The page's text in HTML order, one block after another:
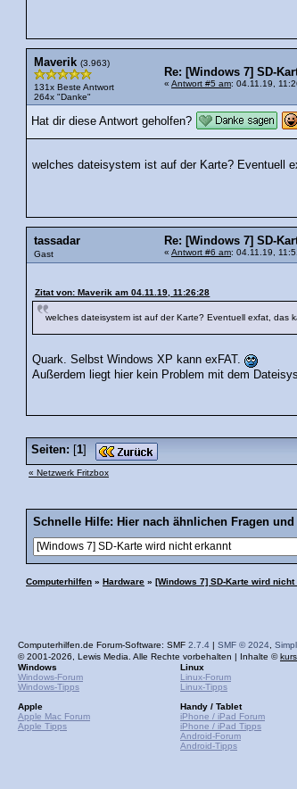
Maverik (3.963)
131x Beste Antwort
264x "Danke"
Re: [Windows 7] SD-
« Antwort #5 am: 04.11.19,
Hat dir diese Antwort geholfen?
welches dateisystem ist auf der Karte? Eventuell
tassadar
Gast
Re: [Windows 7] SD-
« Antwort #6 am: 04.11.19,
Zitat von: Maverik am 04.11.19, 11:26:28
welches dateisystem ist auf der Karte? Eventuell exfat, das
Quark. Selbst Windows XP kann exFAT.
Außerdem liegt hier kein Problem mit dem
Seiten: [1]
« Netzwerk Fritzbox
Schnelle Hilfe: Hier nach ähnlichen Fragen
Computerhilfen » Hardware » [Windows 7] SD-Karte wird nicht
Computerhilfen.de Forum-Software: SMF 2.7.4 | SMF © 2024
© 2001-2026, Lewis Media. Alle Rechte vorbehalten | Inhalte ©
Windows
Windows-Forum
Windows-Tipps
Apple
Apple Mac Forum
Apple Tipps
Linux
Linux-Forum
Linux-Tipps
Handy / Tablet
iPhone / iPad Forum
iPhone / iPad Tipps
Android-Forum
Android-Tipps